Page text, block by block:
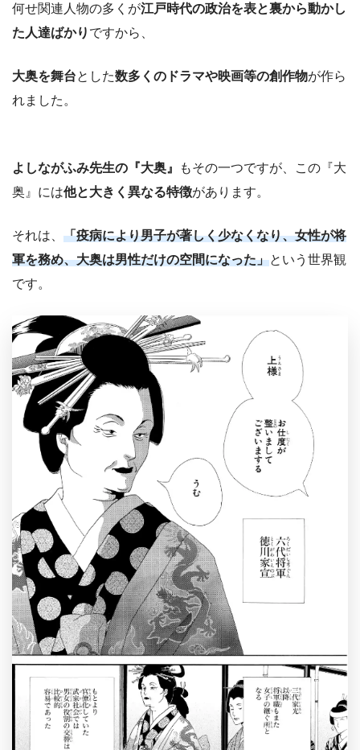
何せ関連人物の多くが江戸時代の政治を表と裏から動かし
た人達ばかり ですから、
大奥を舞台とした数多くのドラマや映画等の創作物が作ら
れました。
よしながふみ先生の『大奥』
もその一つですが、この『大
奥』には他と大きく異なる特徴があります。
それは、 「疫病により男子が著しく少なくなり、女性が将
軍を務め、大奥は男性だけの空間になった」という世界観
です。